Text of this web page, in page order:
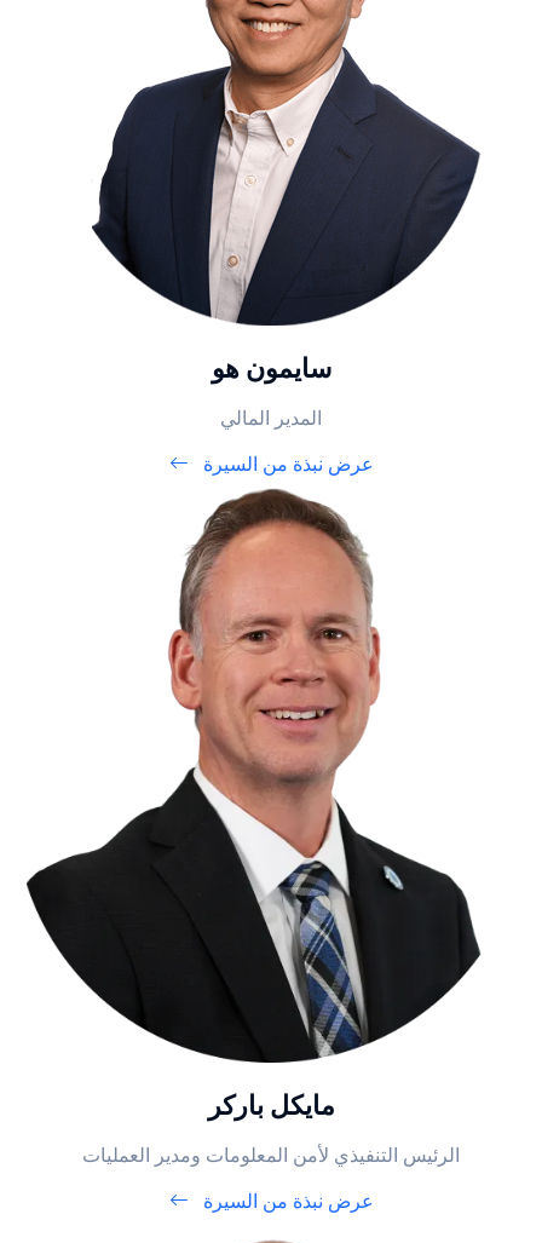
سايمون هو
المدير المالي
عرض نبذة من السيرة
مايكل باركر
الرئيس التنفيذي لأمن المعلومات ومدير العمليات
عرض نبذة من السيرة